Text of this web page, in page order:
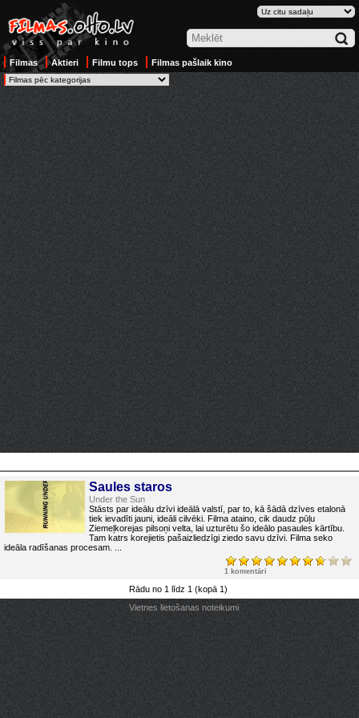
Filmas Aktieri Filmu tops Filmas pašlaik kino
Saules staros
Under the Sun
Stāsts par ideālu dzīvi ideālā valstī, par to, kā šādā dzīves etalonā
tiek ievadīti jauni, ideāli cilvēki. Filma ataino, cik daudz pūļu
Ziemeļkorejas pilsoņi velta, lai uzturētu šo ideālo pasaules kārtību.
Tam katrs korejietis pašaizliedzīgi ziedo savu dzīvi. Filma seko
ideāla radīšanas procesam. ...
1 komentāri
Rādu no 1 līdz 1 (kopā 1)
Vietnes lietošanas noteikumi